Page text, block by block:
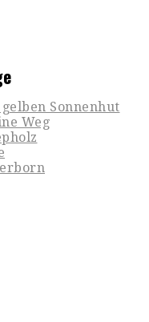
Sonnenhut
Weg